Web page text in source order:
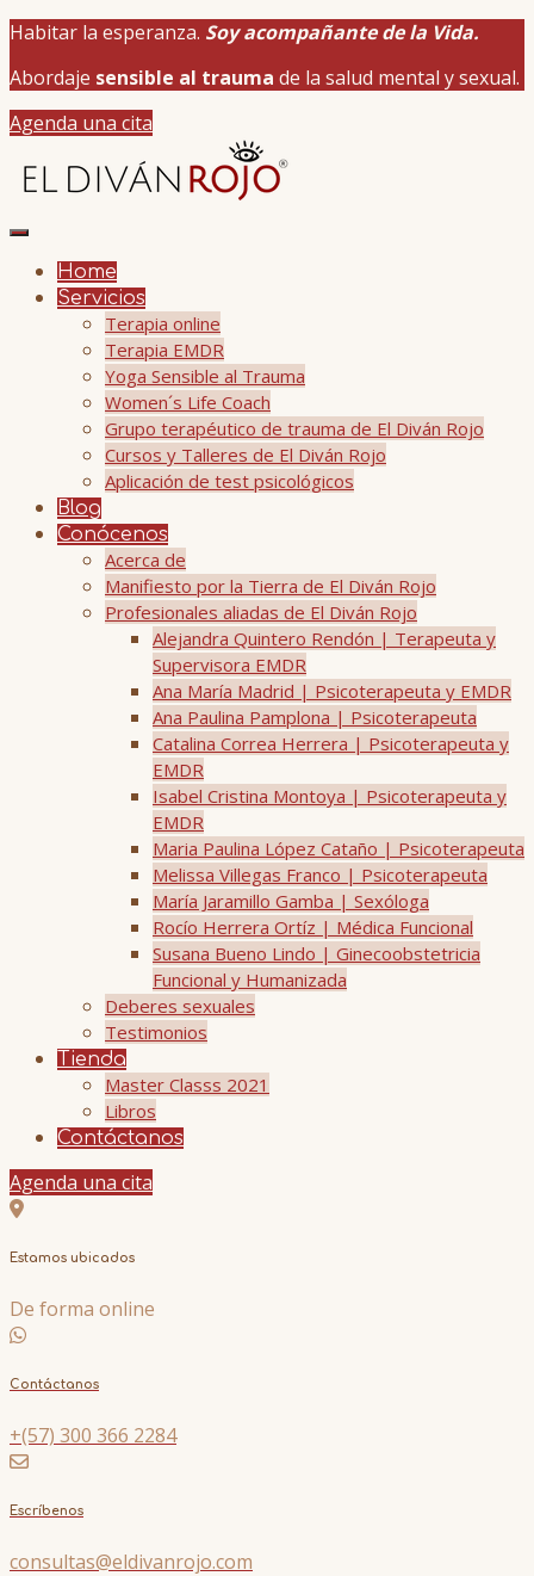
Habitar la esperanza. Soy acompañante de la Vida.
Abordaje sensible al trauma de la salud mental y sexual.
Agenda una cita
Home
Servicios
Terapia online
Terapia EMDR
Yoga Sensible al Trauma
Women´s Life Coach
Grupo terapéutico de trauma de El Diván Rojo
Cursos y Talleres de El Diván Rojo
Aplicación de test psicológicos
Blog
Conócenos
Acerca de
Manifiesto por la Tierra de El Diván Rojo
Profesionales aliadas de El Diván Rojo
Alejandra Quintero Rendón | Terapeuta y
Supervisora EMDR
Ana María Madrid | Psicoterapeuta y EMDR
Ana Paulina Pamplona | Psicoterapeuta
Catalina Correa Herrera | Psicoterapeuta y
EMDR
Isabel Cristina Montoya | Psicoterapeuta y
EMDR
Maria Paulina López Cataño | Psicoterapeuta
Melissa Villegas Franco | Psicoterapeuta
María Jaramillo Gamba | Sexóloga
Rocío Herrera Ortíz | Médica Funcional
Susana Bueno Lindo | Ginecoobstetricia
Funcional y Humanizada
Deberes sexuales
Testimonios
Tienda
Master Classs 2021
Libros
Contáctanos
Agenda una cita
Estamos ubicados
De forma online
Contáctanos
+(57) 300 366 2284
Escríbenos
consultas@eldivanrojo.com